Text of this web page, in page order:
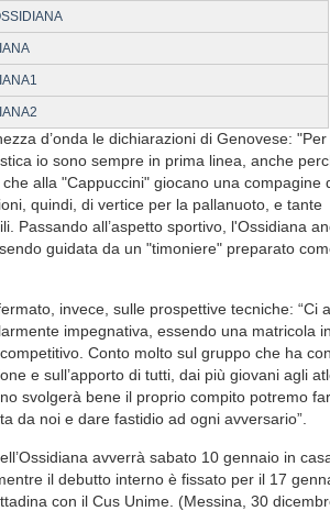
d’onda le dichiarazioni di Genovese:
io sono sempre in prima linea, anche
alla "Cappuccini" giocano una compagine
quindi, di vertice per la pallanuoto, e tante
Passando all’aspetto sportivo, l'Ossidiana
guidata da un "timoniere" preparato
invece, sulle prospettive tecniche: “Ci
impegnativa, essendo una matricola
Conto molto sul gruppo che ha
e sull’apporto di tutti, dai più giovani agli
svolgerà bene il proprio compito potremo
da noi e dare fastidio ad ogni avversario”.
avverrà sabato 10 gennaio in
il debutto interno è fissato per il 17
con il Cus Unime. (Messina, 30